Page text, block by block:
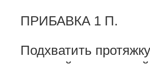
ПРИБАВКА 1 П.
Подхватить